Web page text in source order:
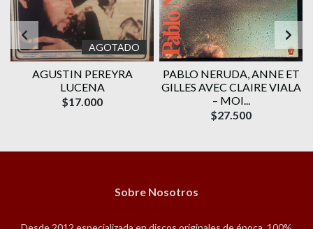
AGOTADO
AGUSTIN PEREYRA
LUCENA
$17.000
PABLO NERUDA, ANNE ET
GILLES AVEC CLAIRE VIALA
– MOI...
$27.500
Sobre Nosotros